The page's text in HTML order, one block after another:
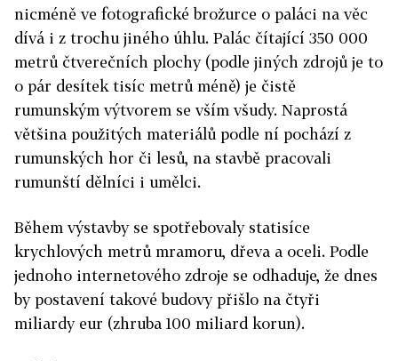
nicméně ve fotografické brožurce o paláci na věc
dívá i z trochu jiného úhlu. Palác čítající 350 000
metrů čtverečních plochy (podle jiných zdrojů je to
o pár desítek tisíc metrů méně) je čistě
rumunským výtvorem se vším všudy. Naprostá
většina použitých materiálů podle ní pochází z
rumunských hor či lesů, na stavbě pracovali
rumunští dělníci i umělci.
Během výstavby se spotřebovaly statisíce
krychlových metrů mramoru, dřeva a oceli. Podle
jednoho internetového zdroje se odhaduje, že dnes
by postavení takové budovy přišlo na čtyři
miliardy eur (zhruba 100 miliard korun).